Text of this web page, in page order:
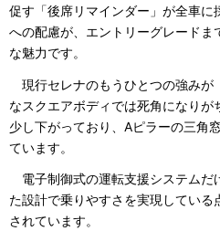
促す「後席リマインダー」が全車
への配慮が、エントリーグレードま
な魅力です。
現行セレナのもうひとつの強みが
なスクエアボディでは死角になり
少し下がっており、Aピラーの三角
ています。
電子制御式の運転支援システムだ
た設計で乗りやすさを実現してい
されています。